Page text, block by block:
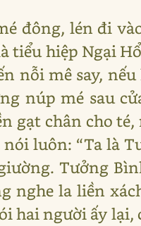
đông, lén đi
tiểu hiệp Ngại
nỗi mê say,
núp mé sau
gạt chân cho
luôn: “Ta là
Tưởng
nghe la liền
hai người ấy